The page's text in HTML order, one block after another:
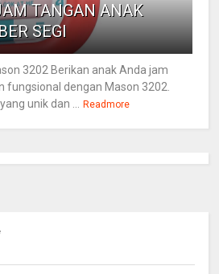
TANGAN ANAK
SEGI
3202 Berikan anak Anda jam
fungsional dengan Mason 3202.
unik dan ... Readmore